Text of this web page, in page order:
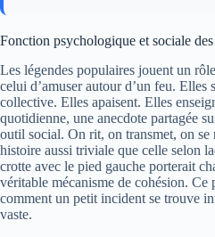
Fonction psychologique et sociale
Les légendes populaires jouent un
celui d’amuser autour d’un feu. Elles
collective. Elles apaisent. Elles
quotidienne, une anecdote partagée
outil social. On rit, on transmet, on se
histoire aussi triviale que celle selon
crotte avec le pied gauche porterait
véritable mécanisme de cohésion. Ce
comment un petit incident se trouve
vaste.